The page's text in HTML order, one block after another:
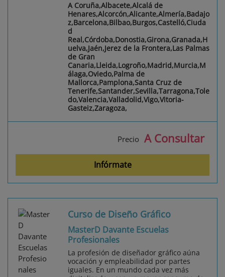
A Coruña,Albacete,Alcalá de
Henares,Alcorcón,Alicante,Almería,Badajo
z,Barcelona,Bilbao,Burgos,Castelló,Ciuda
d
Real,Córdoba,Donostia,Girona,Granada,H
uelva,Jaén,Jerez de la Frontera,Las Palmas
de Gran
Canaria,Lleida,Logroño,Madrid,Murcia,M
álaga,Oviedo,Palma de
Mallorca,Pamplona,Santa Cruz de
Tenerife,Santander,Sevilla,Tarragona,Tole
do,Valencia,Valladolid,Vigo,Vitoria-
Gasteiz,Zaragoza,
Precio A Consultar
Infórmate
Curso de Diseño Gráfico
MasterD Davante Escuelas
Profesionales
La profesión de diseñador gráfico aúna
vocación y empleabilidad por partes
iguales. En un mundo cada vez más